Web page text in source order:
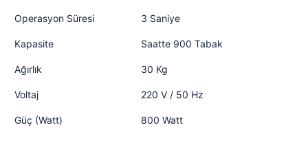
Operasyon Süresi 3 Saniye
Kapasite Saatte 900 Tabak
Ağırlık 30 Kg
Voltaj 220 V / 50 Hz
Güç (Watt) 800 Watt